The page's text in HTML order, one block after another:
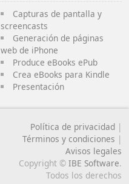
Capturas de pantalla y
screencasts
Generación de páginas
web de iPhone
Produce eBooks ePub
Crea eBooks para Kindle
Presentación
Política de privacidad |
Términos y condiciones |
Avisos legales
Copyright © IBE Software.
Todos los derechos